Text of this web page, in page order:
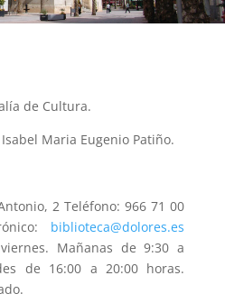
de Cultura.
Isabel Maria Eugenio Patiño.
2 Teléfono: 966 71 00
biblioteca@dolores.es
Mañanas de 9:30 a
de 16:00 a 20:00 horas.